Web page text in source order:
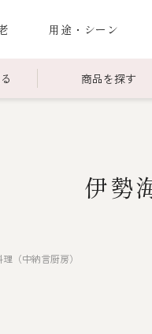
用途・シーン
商品を探す
￥20,000～
季節限定商品伊勢
（中納言厨房）